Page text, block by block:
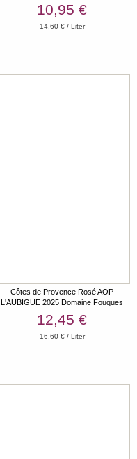
10,95 €
14,60 € / Liter
Côtes de Provence Rosé AOP
L'AUBIGUE 2025 Domaine Fouques
12,45 €
16,60 € / Liter